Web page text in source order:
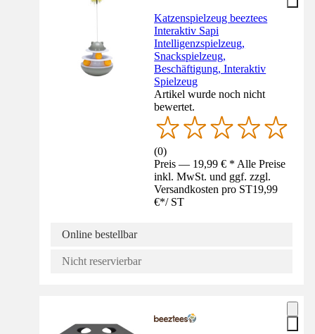
Katzenspielzeug beeztees
Interaktiv Sapi
Intelligenzspielzeug,
Snackspielzeug,
Beschäftigung, Interaktiv
Spielzeug
Artikel wurde noch nicht
bewertet.
(0)
Preis — 19,99 € * Alle Preise
inkl. MwSt. und ggf. zzgl.
Versandkosten pro ST19,99
€*/ ST
Online bestellbar
Nicht reservierbar